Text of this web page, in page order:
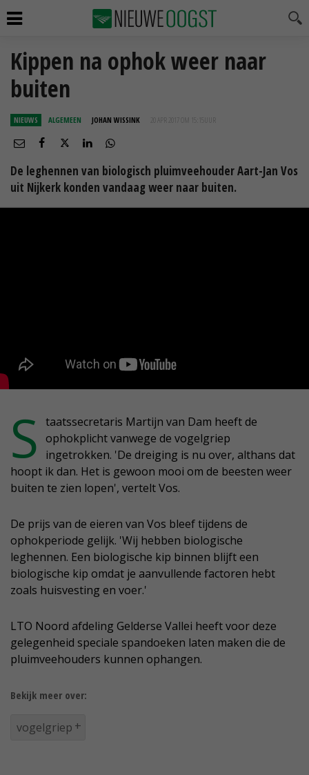
Kippen na ophok weer naar
buiten
NIEUWS ALGEMEEN JOHAN WISSINK 20 APR 2017 OM 15:15
De leghennen van biologisch pluimveehouder Aart-Jan Vos
uit Nijkerk konden vandaag weer naar buiten.
S taatssecretaris Martijn van Dam heeft de
ophokplicht vanwege de vogelgriep
ingetrokken. 'De dreiging is nu over, althans dat
hoopt ik dan. Het is gewoon mooi om de beesten weer
buiten te zien lopen', vertelt Vos.
De prijs van de eieren van Vos bleef tijdens de
ophokperiode gelijk. 'Wij hebben biologische
leghennen. Een biologische kip binnen blijft een
biologische kip omdat je aanvullende factoren hebt
zoals huisvesting en voer.'
LTO Noord afdeling Gelderse Vallei heeft voor deze
gelegenheid speciale spandoeken laten maken die de
pluimveehouders kunnen ophangen.
Bekijk meer over:
vogelgriep